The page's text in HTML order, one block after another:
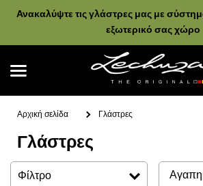
Ανακαλύψτε τις γλάστρες μας με
εξωτερικό σας χώρο
Αναζήτηση
Αρχική σελίδα Γλάστρες
Γλάστρες
Φίλτρο